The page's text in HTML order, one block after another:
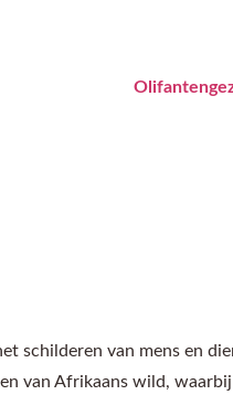
schilderen van mens en
van Afrikaans wild,